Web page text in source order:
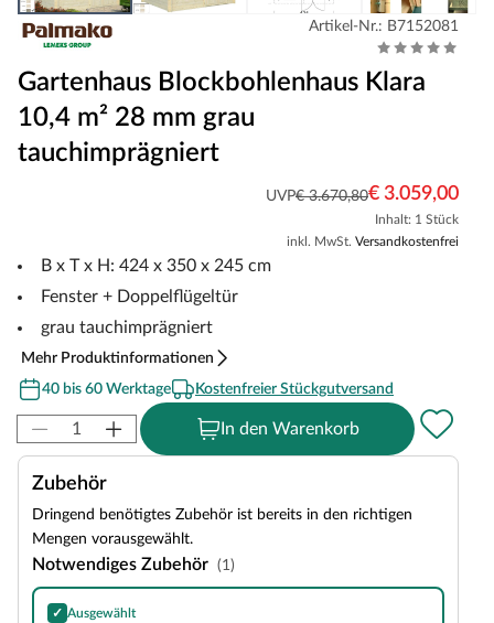
Artikel-Nr.: B7152081
Gartenhaus Blockbohlenhaus Klara
10,4 m² 28 mm grau
tauchimprägniert
UVP€ 3.670,80€ 3.059,00
Inhalt: 1 Stück
inkl. MwSt. Versandkostenfrei
B x T x H: 424 x 350 x 245 cm
Fenster + Doppelflügeltür
grau tauchimprägniert
Mehr Produktinformationen
40 bis 60 Werktage
Kostenfreier Stückgutversand
In den Warenkorb
Zubehör
Dringend benötigtes Zubehör ist bereits in den richtigen
Mengen vorausgewählt.
Notwendiges Zubehör (1)
✓ Ausgewählt